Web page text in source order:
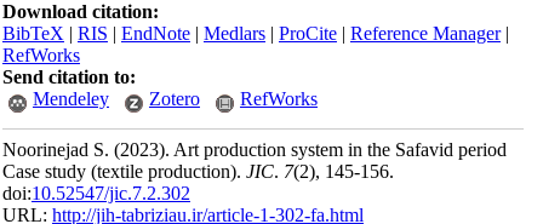
Download citation:
BibTeX|RIS| EndNote| Medlars| ProCite|Reference
RefWorks
Send citation to:
Mendeley
Zotero RefWorks
Noorinejad S.(2023).Art production system in the Safavid
Case study (textile production).JIC.7(2), 145-156.
doi:10.52547/jic.7.2.302
URL:http://jih-tabriziau.ir/article-1-302-fa.html